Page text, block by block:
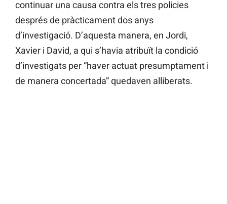
continuar una causa contra els tres policies
després de pràcticament dos anys
d’investigació. D’aquesta manera, en Jordi,
Xavier i David, a qui s’havia atribuït la condició
d’investigats per “haver actuat presumptament i
de manera concertada” quedaven alliberats.